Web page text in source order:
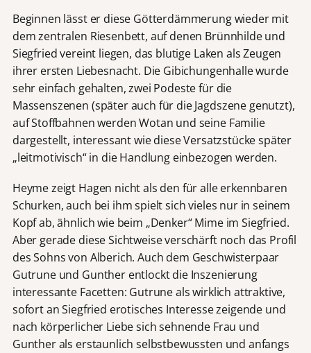
Beginnen lässt er diese Götterdämmerung wieder mit
dem zentralen Riesenbett, auf denen Brünnhilde und
Siegfried vereint liegen, das blutige Laken als Zeugen
ihrer ersten Liebesnacht. Die Gibichungenhalle wurde
sehr einfach gehalten, zwei Podeste für die
Massenszenen (später auch für die Jagdszene genutzt),
auf Stoffbahnen werden Wotan und seine Familie
dargestellt, interessant wie diese Versatzstücke später
„leitmotivisch“ in die Handlung einbezogen werden.
Heyme zeigt Hagen nicht als den für alle erkennbaren
Schurken, auch bei ihm spielt sich vieles nur in seinem
Kopf ab, ähnlich wie beim „Denker“ Mime im Siegfried.
Aber gerade diese Sichtweise verschärft noch das Profil
des Sohns von Alberich. Auch dem Geschwisterpaar
Gutrune und Gunther entlockt die Inszenierung
interessante Facetten: Gutrune als wirklich attraktive,
sofort an Siegfried erotisches Interesse zeigende und
nach körperlicher Liebe sich sehnende Frau und
Gunther als erstaunlich selbstbewussten und anfangs